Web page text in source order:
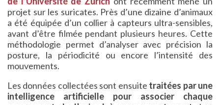
projet sur les suricates. Près d’une dizaine d’animaux
a été équipée d’un collier à capteurs ultra-sensibles,
avant d’être filmée pendant plusieurs heures. Cette
méthodologie permet d’analyser avec précision la
posture, la périodicité ou encore l’intensité des
mouvements.
Les données collectées sont ensuite traitées par une
intelligence artificielle pour associer chaque